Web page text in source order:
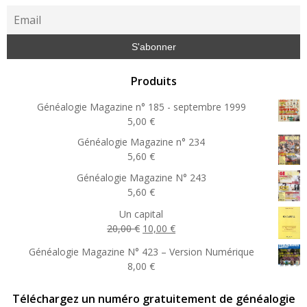
Produits
Généalogie Magazine n° 185 - septembre 1999
5,00 €
Généalogie Magazine n° 234
5,60 €
Généalogie Magazine N° 243
5,60 €
Un capital
20,00€ Le
initial
était :
10,00 €Le
actuel
Généalogie Magazine N° 423 – Version Numérique
8,00 €
Téléchargez un numéro gratuitement de généalogie